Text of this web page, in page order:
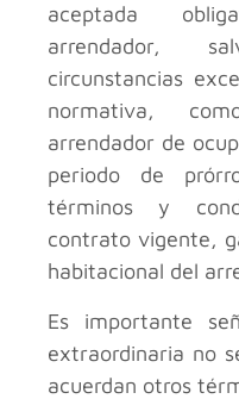
aceptada
arrendador,
circunstancias
normativa,
arrendador de
periodo de
términos y
contrato vigente,
habitacional del
Es importante
extraordinaria no
acuerdan otros